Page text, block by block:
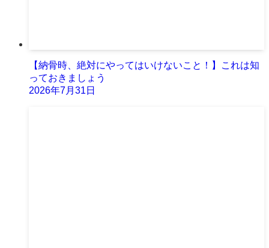
【納骨時、絶対にやってはいけないこと！】これは知
っておきましょう
2026年7月31日